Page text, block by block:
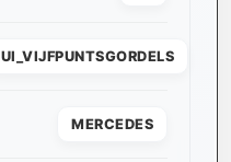
UI_VIJFPUNTSGORDELS
MERCEDES